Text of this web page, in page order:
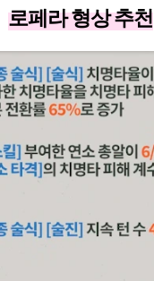
로페라 형상 추천